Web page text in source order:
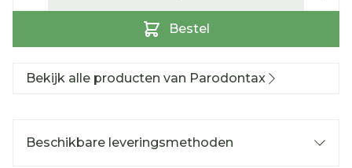
Bestel
Bekijk alle producten van Parodontax
Beschikbare leveringsmethoden